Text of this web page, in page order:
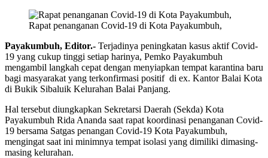
Rapat penanganan Covid-19 di Kota Payakumbuh,
Payakumbuh, Editor.- Terjadinya peningkatan kasus aktif Covid-
19 yang cukup tinggi setiap harinya, Pemko Payakumbuh
mengambil langkah cepat dengan menyiapkan tempat karantina baru
bagi masyarakat yang terkonfirmasi positif di ex. Kantor Balai Kota
di Bukik Sibaluik Kelurahan Balai Panjang.
Hal tersebut diungkapkan Sekretarsi Daerah (Sekda) Kota
Payakumbuh Rida Ananda saat rapat koordinasi penanganan Covid-
19 bersama Satgas penangan Covid-19 Kota Payakumbuh,
mengingat saat ini minimnya tempat isolasi yang dimiliki dimasing-
masing kelurahan.